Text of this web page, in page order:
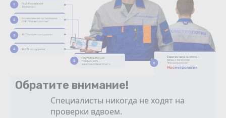
Обратите внимание!
Специалисты никогда не ходят на
проверки вдвоем.